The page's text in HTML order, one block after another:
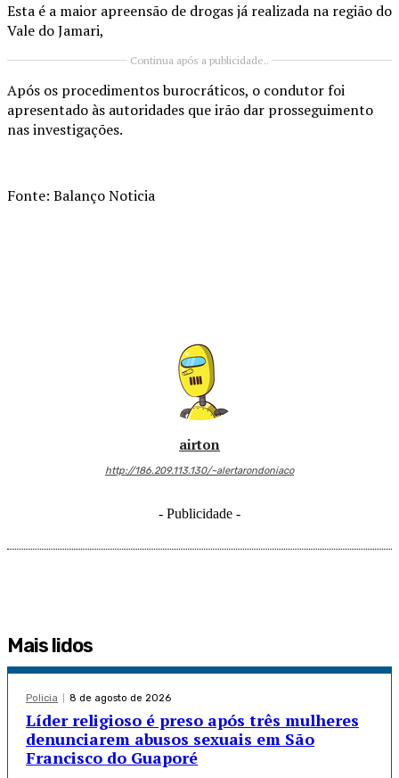
Esta é a maior apreensão de drogas já realizada na região do
Vale do Jamari,
Continua após a publicidade..
Após os procedimentos burocráticos, o condutor foi
apresentado às autoridades que irão dar prosseguimento
nas investigações.
Fonte: Balanço Noticia
airton
http://186.209.113.130/~alertarondoniaco
- Publicidade -
Mais lidos
Policia 8 de agosto de 2026
Líder religioso é preso após três mulheres
denunciarem abusos sexuais em São
Francisco do Guaporé